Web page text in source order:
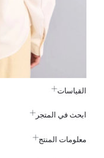
القياسات
ابحث في المتجر
معلومات المنتج